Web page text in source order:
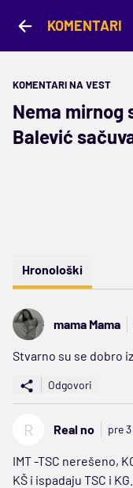
KOMENTARI
KOMENTARI NA VEST
Nema mirnog
Balević
Hronološki
mama Mama
Stvarno su se dobro
Odgovori
R Real no pre
IMT -TSC nerešeno,
KŠ i ispadaju TSC i KG.